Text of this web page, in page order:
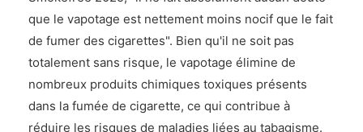
que le vapotage est nettement moins nocif que le fait
de fumer des cigarettes". Bien qu'il ne soit pas
totalement sans risque, le vapotage élimine de
nombreux produits chimiques toxiques présents
dans la fumée de cigarette, ce qui contribue à
réduire les risques de maladies liées au tabagisme.